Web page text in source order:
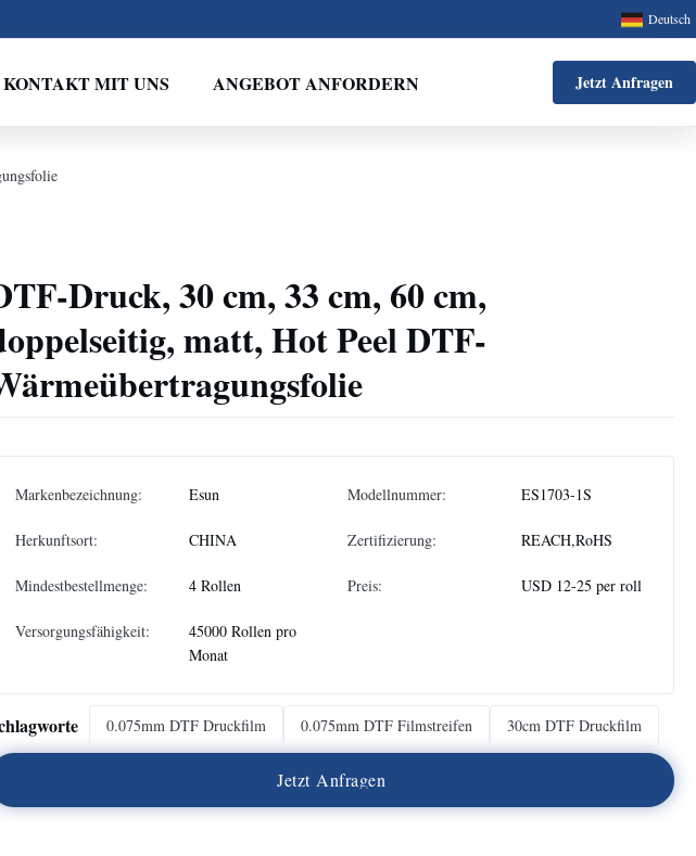
Deutsch
KONTAKT MIT UNS ANGEBOT ANFORDERN Jetzt Anfragen
Druck, 30 cm, 33 cm, 60 cm,
matt, Hot Peel DTF-
Markenbezeichnung: Esun Modellnummer: ES1703-1S
Herkunftsort: CHINA Zertifizierung: REACH,RoHS
Mindestbestellmenge: 4 Rollen Preis: USD 12-25 per roll
Versorgungsfähigkeit:
45000 Rollen pro
Monat
0.075mm DTF Druckfilm 0.075mm DTF Filmstreifen 30cm DTF Druckfilm
Jetzt Anfragen